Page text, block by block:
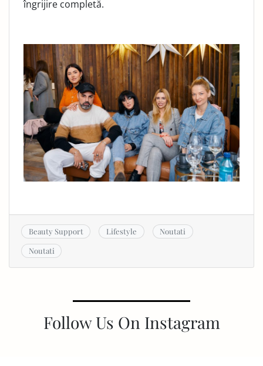
îngrijire completă.
Beauty Support Lifestyle
Noutati
Noutati
Follow Us On Instagram